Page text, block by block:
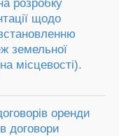
розробку
щодо
земельної
місцевості).
оренди
договори